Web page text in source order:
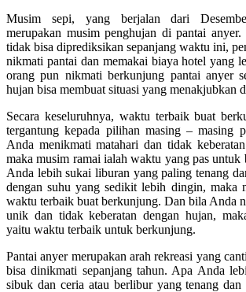
Musim sepi, yang berjalan dari
merupakan musim penghujan di pantai anyer.
tidak bisa diprediksikan sepanjang waktu ini,
nikmati pantai dan memakai biaya hotel yang
orang pun nikmati berkunjung pantai anyer
hujan bisa membuat situasi yang menakjubkan
Secara keseluruhnya, waktu terbaik buat
tergantung kepada pilihan masing – masing
Anda menikmati matahari dan tidak
maka musim ramai ialah waktu yang pas
Anda lebih sukai liburan yang paling tenang
dengan suhu yang sedikit lebih dingin, maka
waktu terbaik buat berkunjung. Dan bila Anda
unik dan tidak keberatan dengan hujan,
yaitu waktu terbaik untuk berkunjung.
Pantai anyer merupakan arah rekreasi yang
bisa dinikmati sepanjang tahun. Apa Anda
sibuk dan ceria atau berlibur yang tenang dan